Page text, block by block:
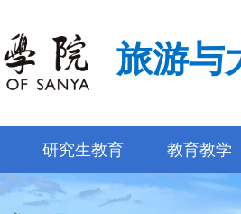
旅游与
研究生教育 教育教学